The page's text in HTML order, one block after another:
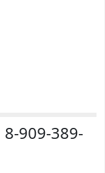
8-909-389-